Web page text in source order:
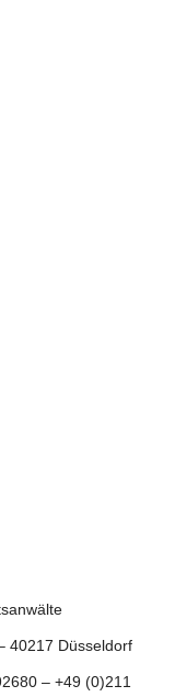
40217 Düsseldorf
– +49 (0)211